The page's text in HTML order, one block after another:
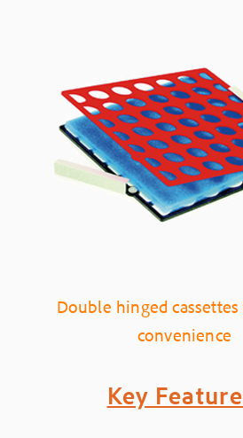
Double hinged cassettes
convenience
Key